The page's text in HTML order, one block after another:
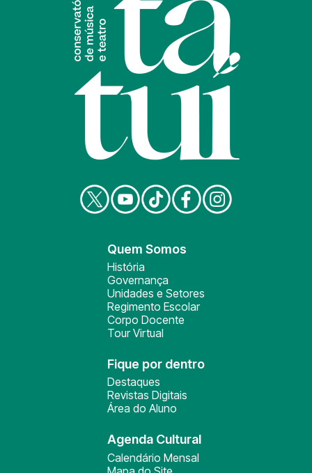
Quem Somos
História
Governança
Unidades e Setores
Regimento Escolar
Corpo Docente
Tour Virtual
Fique por dentro
Destaques
Revistas Digitais
Área do Aluno
Agenda Cultural
Calendário Mensal